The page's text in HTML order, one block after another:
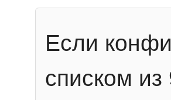
Если
списком из